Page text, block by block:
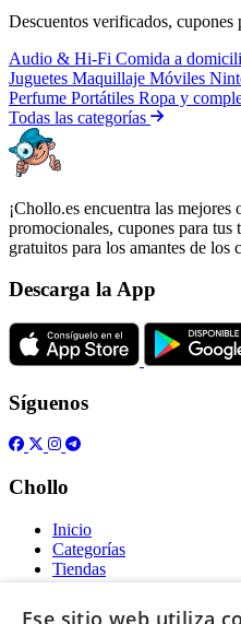
Descuentos verificados, cupones
Audio & Hi-Fi Comida a
Juguetes Maquillaje Móviles
Perfume Portátiles Ropa y
Todas las categorías
¡Chollo.es encuentra las
promocionales, cupones para
gratuitos para los amantes de los
Descarga la App
Síguenos
Chollo
Inicio
Categorías
Tiendas
Gratis
Ese sitio web utiliza